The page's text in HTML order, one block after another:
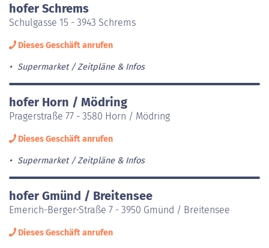
hofer Schrems
Schulgasse 15 - 3943 Schrems
Dieses Geschäft anrufen
Supermarket Zeitpläne & Infos
hofer Horn / Mödring
Pragerstraße 77 - 3580 Horn / Mödring
Dieses Geschäft anrufen
Supermarket Zeitpläne & Infos
hofer Gmünd / Breitensee
Emerich-Berger-Straße 7 - 3950 Gmünd / Breitensee
Dieses Geschäft anrufen